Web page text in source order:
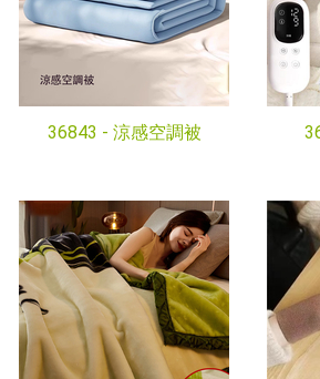
36843 - 涼感空調被